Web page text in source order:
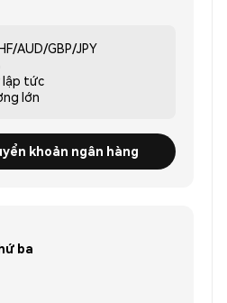
AUD/GBP/JPY
lập tức
lớn
khoản ngân hàng
ba